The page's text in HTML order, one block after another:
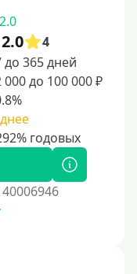
4
до 365 дней
000 до 100 000 ₽